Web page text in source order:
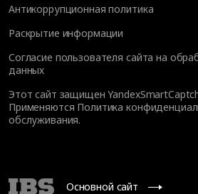
Антикоррупционная политика
Раскрытие информации
Согласие пользователя сайта на
данных
Этот сайт защищен
Применяются Политика
обслуживания.
Основной сайт